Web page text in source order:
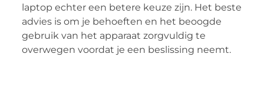
laptop echter een betere keuze zijn. Het beste
advies is om je behoeften en het beoogde
gebruik van het apparaat zorgvuldig te
overwegen voordat je een beslissing neemt.